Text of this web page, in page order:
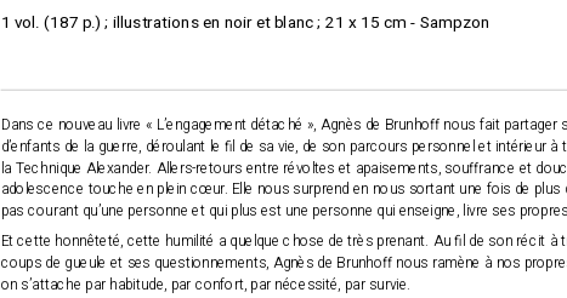
1 vol. (187 p.) ; illustrations en noir et blanc ; 21 x 15 cm - Sampzon
Dans ce nouveau livre « L’engagement détaché », Agnès de Brunhoff nous fait partager
d’enfants de la guerre, déroulant le fil de sa vie, de son parcours personnel et intérieur
la Technique Alexander. Allers-retours entre révoltes et apaisements, souffrance et
adolescence touche en plein cœur. Elle nous surprend en nous sortant une fois de
pas courant qu’une personne et qui plus est une personne qui enseigne, livre ses
Et cette honnêteté, cette humilité a quelque chose de très prenant. Au fil de son récit à
coups de gueule et ses questionnements, Agnès de Brunhoff nous ramène à nos
on s’attache par habitude, par confort, par nécessité, par survie.